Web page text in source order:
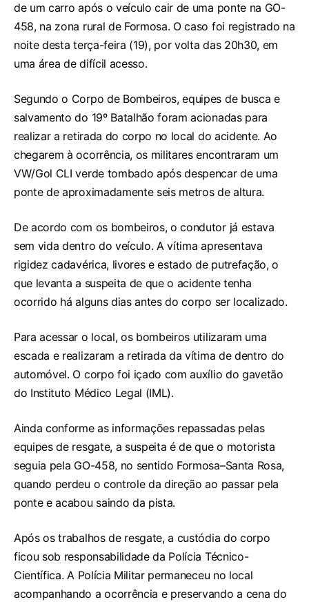
de um carro após o veículo cair de uma ponte na GO-
458, na zona rural de Formosa. O caso foi registrado na
noite desta terça-feira (19), por volta das 20h30, em
uma área de difícil acesso.
Segundo o Corpo de Bombeiros, equipes de busca e
salvamento do 19º Batalhão foram acionadas para
realizar a retirada do corpo no local do acidente. Ao
chegarem à ocorrência, os militares encontraram um
VW/Gol CLI verde tombado após despencar de uma
ponte de aproximadamente seis metros de altura.
De acordo com os bombeiros, o condutor já estava
sem vida dentro do veículo. A vítima apresentava
rigidez cadavérica, livores e estado de putrefação, o
que levanta a suspeita de que o acidente tenha
ocorrido há alguns dias antes do corpo ser localizado.
Para acessar o local, os bombeiros utilizaram uma
escada e realizaram a retirada da vítima de dentro do
automóvel. O corpo foi içado com auxílio do gavetão
do Instituto Médico Legal (IML).
Ainda conforme as informações repassadas pelas
equipes de resgate, a suspeita é de que o motorista
seguia pela GO-458, no sentido Formosa–Santa Rosa,
quando perdeu o controle da direção ao passar pela
ponte e acabou saindo da pista.
Após os trabalhos de resgate, a custódia do corpo
ficou sob responsabilidade da Polícia Técnico-
Científica. A Polícia Militar permaneceu no local
acompanhando a ocorrência e preservando a cena do